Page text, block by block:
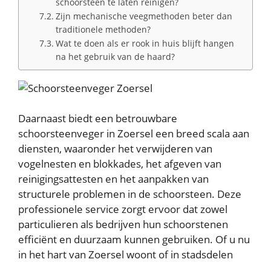
Zijn mechanische veegmethoden beter dan
traditionele methoden?
Wat te doen als er rook in huis blijft hangen
na het gebruik van de haard?
Daarnaast biedt een betrouwbare
schoorsteenveger in Zoersel een breed scala aan
diensten, waaronder het verwijderen van
vogelnesten en blokkades, het afgeven van
reinigingsattesten en het aanpakken van
structurele problemen in de schoorsteen. Deze
professionele service zorgt ervoor dat zowel
particulieren als bedrijven hun schoorstenen
efficiënt en duurzaam kunnen gebruiken. Of u nu
in het hart van Zoersel woont of in stadsdelen